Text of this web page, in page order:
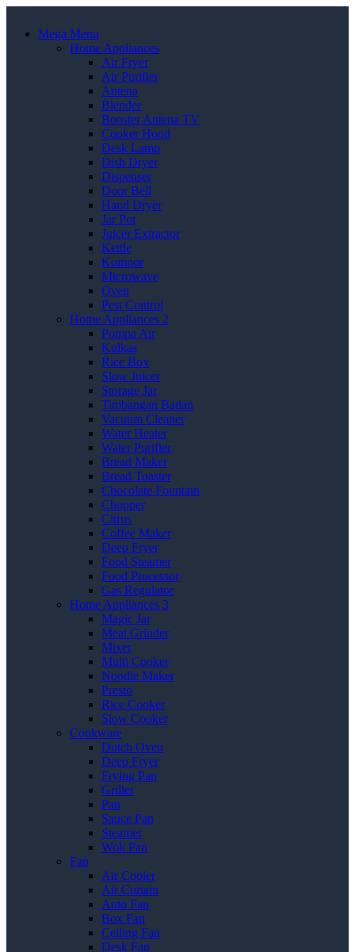
Mega Menu
Home Appliances
Air Fryer
Air Purifier
Antena
Blender
Booster Antena TV
Cooker Hood
Desk Lamp
Dish Dryer
Dispenser
Door Bell
Hand Dryer
Jar Pot
Juicer Extractor
Kettle
Kompor
Microwave
Oven
Pest Control
Home Appliances 2
Pompa Air
Kulkas
Rice Box
Slow Juicer
Storage Jar
Timbangan Badan
Vacuum Cleaner
Water Heater
Water Purifier
Bread Maker
Bread Toaster
Chocolate Fountain
Chopper
Citrus
Coffee Maker
Deep Fryer
Food Steamer
Food Processor
Gas Regulator
Home Appliances 3
Magic Jar
Meat Grinder
Mixer
Multi Cooker
Noodle Maker
Presto
Rice Cooker
Slow Cooker
Cookware
Dutch Oven
Deep Fryer
Frying Pan
Griller
Pan
Sauce Pan
Steamer
Wok Pan
Fan
Air Cooler
Air Curtain
Auto Fan
Box Fan
Ceiling Fan
Desk Fan